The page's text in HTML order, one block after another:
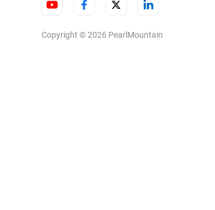
Copyright © 2026 PearlMountain